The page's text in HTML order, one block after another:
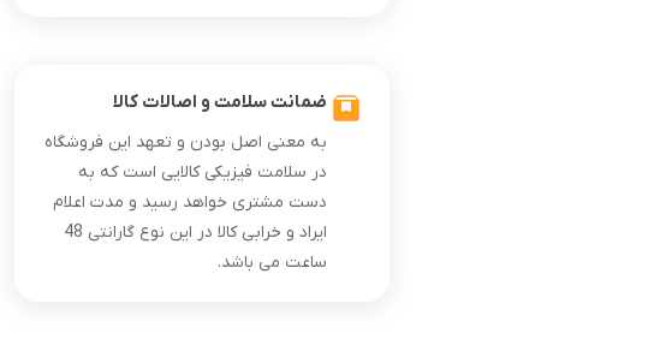
ضمانت سلامت و اصالات کالا
به معنی اصل بودن و تعهد این فروشگاه
در سلامت فیزیکی کالایی است که به
دست مشتری خواهد رسید و مدت اعلام
ایراد و خرابی کالا در این نوع گارانتی 48
ساعت می باشد.